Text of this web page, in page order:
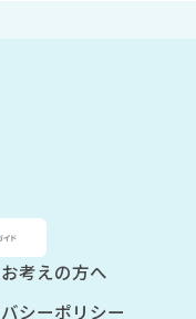
考えの方へ
シーポリシー